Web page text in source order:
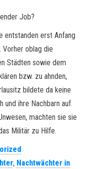
Job?
entstanden erst Anfang
oblag die
Städten sowie dem
bzw. zu ahnden,
bildete da keine
und ihre Nachbarn auf.
machten sie sie
Militär zu Hilfe.
, Nachtwächter in